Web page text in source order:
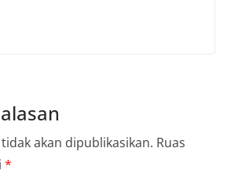
akan dipublikasikan. Ruas
*